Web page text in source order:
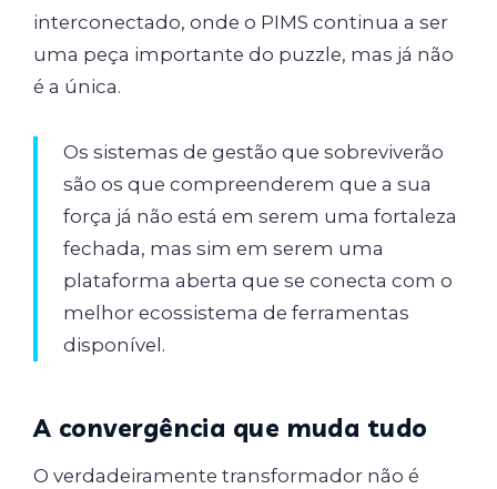
interconectado, onde o PIMS continua a ser
uma peça importante do puzzle, mas já não
é a única.
Os sistemas de gestão que sobreviverão
são os que compreenderem que a sua
força já não está em serem uma fortaleza
fechada, mas sim em serem uma
plataforma aberta que se conecta com o
melhor ecossistema de ferramentas
disponível.
A convergência que muda tudo
O verdadeiramente transformador não é